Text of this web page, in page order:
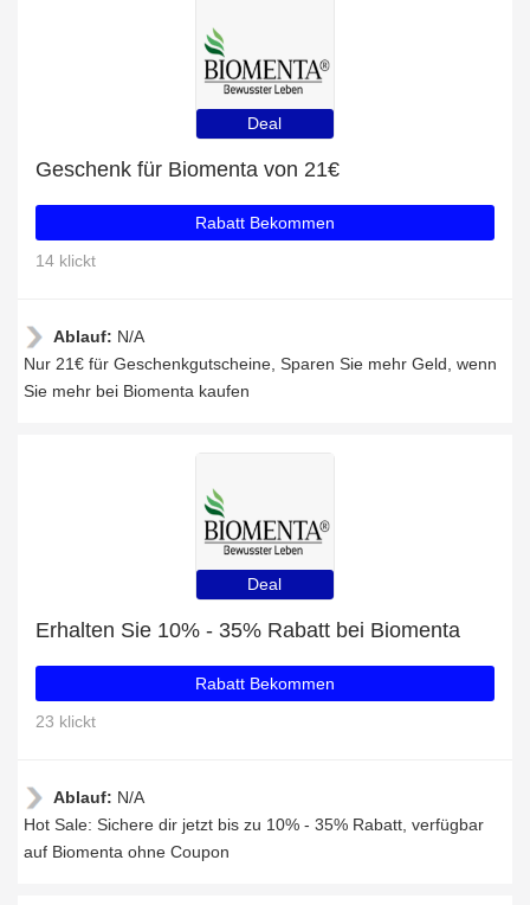
Deal
Geschenk für Biomenta von 21€
Rabatt Bekommen
14 klickt
Ablauf: N/A
Nur 21€ für Geschenkgutscheine, Sparen Sie mehr Geld, wenn
Sie mehr bei Biomenta kaufen
Deal
Erhalten Sie 10% - 35% Rabatt bei Biomenta
Rabatt Bekommen
23 klickt
Ablauf: N/A
Hot Sale: Sichere dir jetzt bis zu 10% - 35% Rabatt, verfügbar
auf Biomenta ohne Coupon